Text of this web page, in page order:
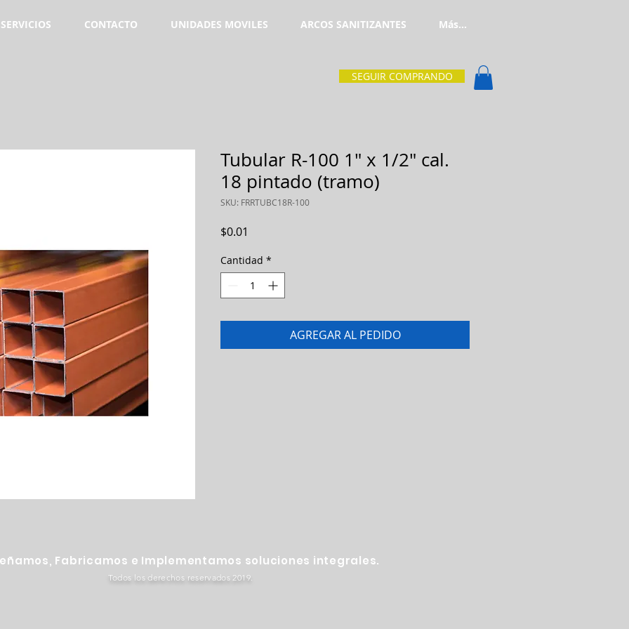
SERVICIOS CONTACTO UNIDADES MOVILES ARCOS SANITIZANTES Más...
Tubular R-100 1" x 1/2" cal.
18 pintado (tramo)
SKU: FRRTUBC18R-100
$0.01
Cantidad *
AGREGAR AL PEDIDO
SEGUIR COMPRANDO
Fabricamos e Implementamos soluciones integrales.
Todos los derechos reservados 2019.